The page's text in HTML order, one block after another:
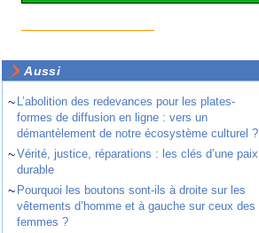
Aussi
~ L’abolition des redevances pour les plates-
formes de diffusion en ligne : vers un
démantèlement de notre écosystème culturel ?
~Vérité, justice, réparations : les clés d’une paix
durable
~ Pourquoi les boutons sont-ils à droite sur les
vêtements d’homme et à gauche sur ceux des
femmes ?